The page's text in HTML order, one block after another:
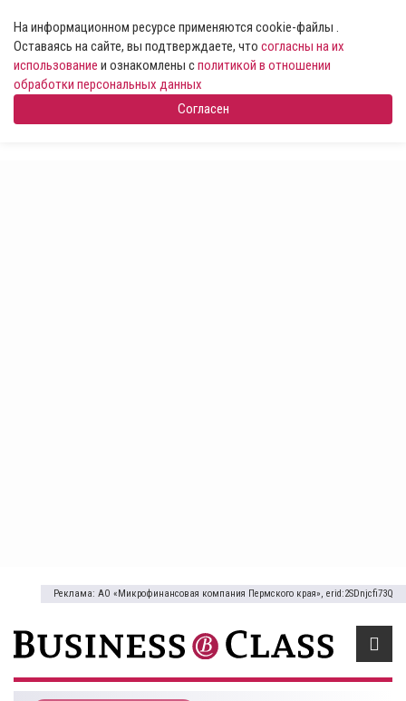
На информационном ресурсе применяются cookie-файлы .
Оставаясь на сайте, вы подтверждаете, что согласны на их
использование и ознакомлены сполитикой в отношении
обработки персональных данных
Согласен
Реклама: АО «Микрофинансовая компания Пермского края», erid:2SDnjcfi73Q